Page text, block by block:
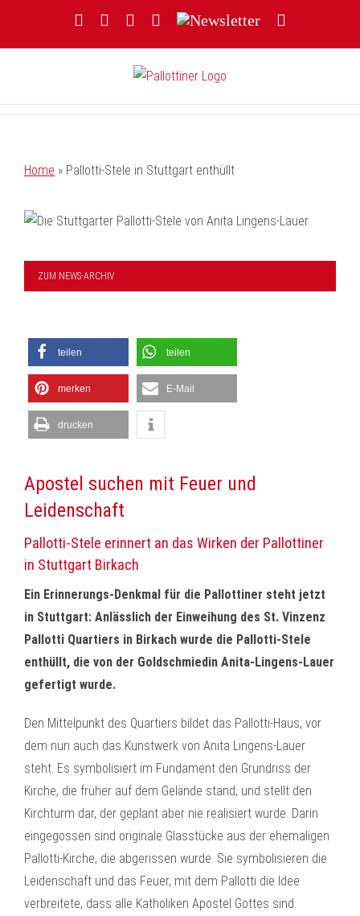
FacebookYouTubeInstagram
Threads
Newsletter
Home » Pallotti-Stele in Stuttgart enthüllt
ZUM NEWS-ARCHIV
teilen teilen
merken E-Mail
drucken
Apostel suchen mit Feuer und
Leidenschaft
Pallotti-Stele erinnert an das Wirken der Pallottiner
in Stuttgart Birkach
Ein Erinnerungs-Denkmal für die Pallottiner steht jetzt
in Stuttgart: Anlässlich der Einweihung des St. Vinzenz
Pallotti Quartiers in Birkach wurde die Pallotti-Stele
enthüllt, die von der Goldschmiedin Anita-Lingens-Lauer
gefertigt wurde.
Den Mittelpunkt des Quartiers bildet das Pallotti-Haus, vor
dem nun auch das Kunstwerk von Anita Lingens-Lauer
steht. Es symbolisiert im Fundament den Grundriss der
Kirche, die früher auf dem Gelände stand, und stellt den
Kirchturm dar, der geplant aber nie realisiert wurde. Darin
eingegossen sind originale Glasstücke aus der ehemaligen
Pallotti-Kirche, die abgerissen wurde. Sie symbolisieren die
Leidenschaft und das Feuer, mit dem Pallotti die Idee
verbreitete, dass alle Katholiken Apostel Gottes sind.